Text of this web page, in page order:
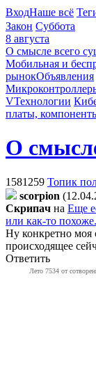
ВходНаше всё
Закон Суббота
8 августа
О смысле всего
Мобильная и
рынокОбъявления
VТехнологии
платы,
О
1581259 Топик
scorpion
Cкpипaч на Еще
или как-то
Ну конкретно
происходящее
Ответить
Лето 7534 от